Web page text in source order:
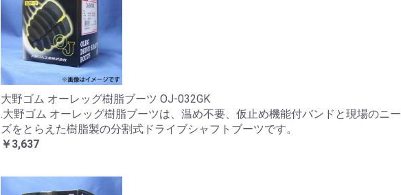
大野ゴム オーレッグ樹脂ブーツ OJ-032GK
.大野ゴム オーレッグ樹脂ブーツは、温め不要、仮止め機能付バンドと現場のニー
ズをとらえた樹脂製の分割式ドライブシャフトブーツです。
￥3,637